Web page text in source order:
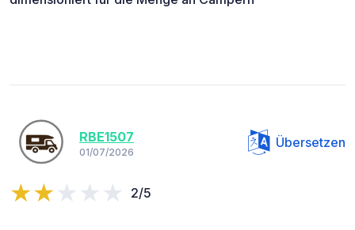
RBE1507
01/07/2026
Übersetzen
2/5